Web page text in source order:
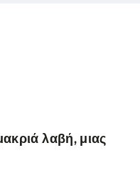
λαβή, μιας